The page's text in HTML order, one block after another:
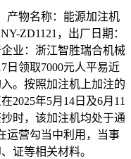
物名称：能源加注机
ZD1121，出厂日期：
企业：浙江智胜瑞合机械
日领取7000元人平易近
。按照加注机上加注的
2025年5月14日及6月11
时，该加注机均处于通
运营勾当中利用，当事
证等相关材料。